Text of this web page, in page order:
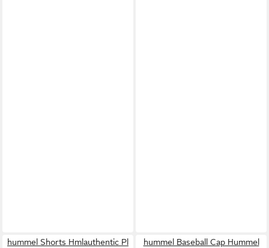
hummel Shorts Hmlauthentic Pl
hummel Baseball Cap Hummel